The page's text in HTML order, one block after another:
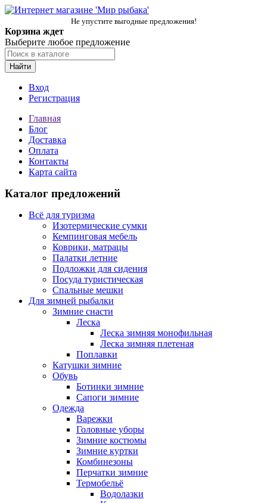
Не упустите выгодные предложения!
Корзина ждет
Выберите любое предложение
Найти
Вход
Регистрация
Главная
Блог
Доставка
Оплата
Контакты
Карта сайта
Каталог предложений
Всё для туризма
Изотермические сумки
Кемпинговая мебель
Коврики, матрацы
Палатки летние
Подложки для сидения
Посуда туристическая
Спальные мешки
Для зимней рыбалки
Зимние снасти
Леска
Леска зимняя монофильная
Леска зимняя плетеная
Поплавки
Катушки зимние
Обувь
Ботинки зимние
Сапоги зимние
Одежда
Варежки
Головные уборы
Зимние костюмы
Зимние куртки
Комбинезоны
Перчатки зимние
Термобельё
Водолазки